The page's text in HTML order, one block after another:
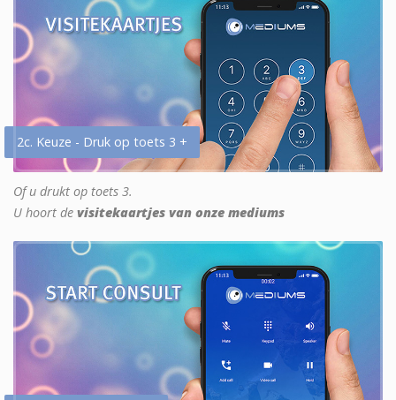
2c. Keuze - Druk op toets 3 +
Of u drukt op toets 3.
U hoort de visitekaartjes van onze mediums